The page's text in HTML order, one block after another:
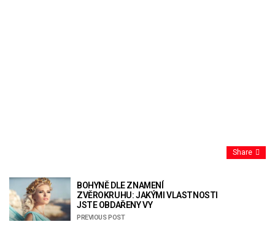
Share
BOHYNĚ DLE ZNAMENÍ
ZVĚROKRUHU: JAKÝMI VLASTNOSTI
JSTE OBDAŘENY VY
PREVIOUS POST